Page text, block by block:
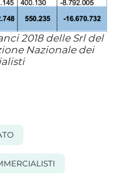
2018 delle Srl del
Nazionale dei